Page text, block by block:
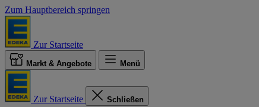
Zum Hauptbereich springen
Zur Startseite
Markt & Angebote Menü
Zur Startseite Schließen